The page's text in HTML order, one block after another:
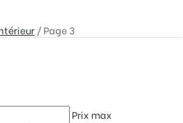
/Page 3
Prix max